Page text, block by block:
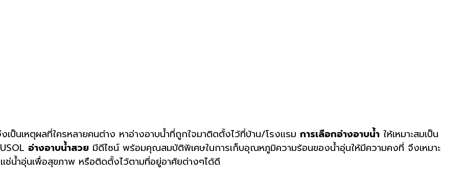
เป็นเหตุผลที่ใครหลายคนต่าง หาอ่างอาบน้ำที่ถูกใจมาติดตั้งไว้ที่บ้าน/โรงแรม การเลือกอ่างอาบน้ำ ให้เหมาะสมเป็น
อ่างอาบน้ำสวย มีดีไซน์ พร้อมคุณสมบัติพิเศษในการเก็บอุณหภูมิความร้อนของน้ำอุ่นให้มีความคงที่ จึงเหมาะ
ช่น้ำอุ่นเพื่อสุขภาพ หรือติดตั้งไว้ตามที่อยู่อาศัยต่างๆได้ดี